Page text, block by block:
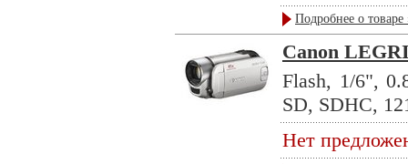
Подробнее о товаре
Canon
Flash, 1/6",
SD, SDHC,
Нет